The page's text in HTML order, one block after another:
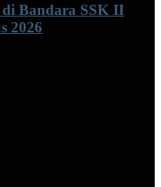
Bandara SSK II
2026